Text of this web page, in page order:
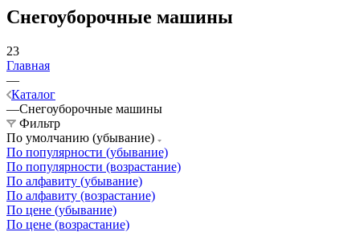
Снегоуборочные машины
23
Главная
—
Каталог
—Снегоуборочные машины
Фильтр
По умолчанию (убывание)
По популярности (убывание)
По популярности (возрастание)
По алфавиту (убывание)
По алфавиту (возрастание)
По цене (убывание)
По цене (возрастание)